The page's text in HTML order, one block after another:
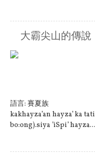
大霸尖山的傳說
語言: 賽夏族
kakhayza’an hayza’ ka
bo:ong).siya ’iSpi’ hayza...